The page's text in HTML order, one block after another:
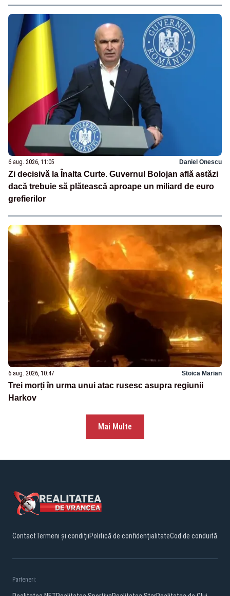
6 aug. 2026, 11:05 Daniel Onescu
Zi decisivă la Înalta Curte. Guvernul Bolojan află astăzi
dacă trebuie să plătească aproape un miliard de euro
grefierilor
6 aug. 2026, 10:47 Stoica Marian
Trei morți în urma unui atac rusesc asupra regiunii
Harkov
Mai Multe
ContactTermeni și condițiiPolitică de confidențialitateCod de conduită
Parteneri: